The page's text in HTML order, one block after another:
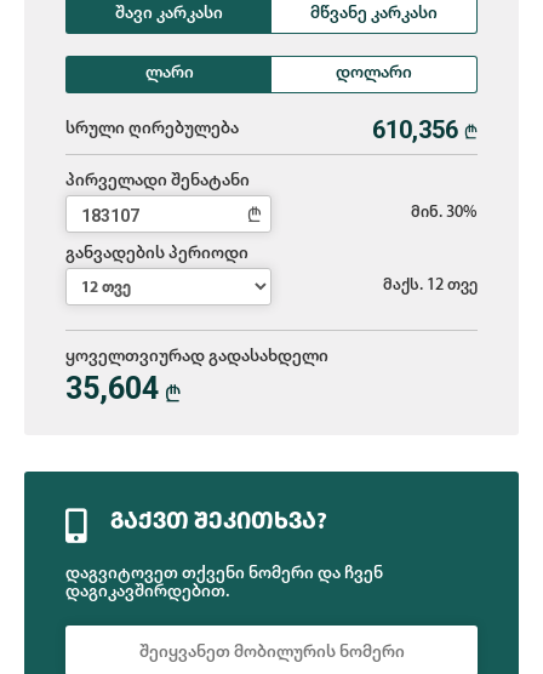
შავი კარკასი მწვანე კარკასი
ლარი დოლარი
სრული ღირებულება L
პირველადი შენატანი
L მინ. 30%
განვადების პერიოდი
მაქს. 12 თვე
ყოველთვიურად გადასახდელი
35,604 L
ᲒᲐᲥᲕᲗ ᲨᲔᲙᲘᲗᲮᲕᲐ?
დაგვიტოვეთ თქვენი ნომერი და ჩვენ
დაგიკავშირდებით.